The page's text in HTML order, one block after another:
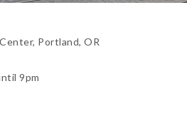
Portland, OR
9pm